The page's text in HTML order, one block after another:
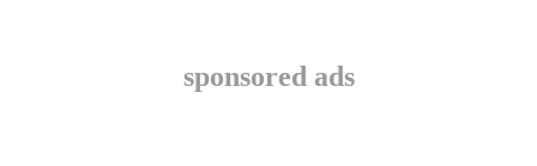
sponsored ads